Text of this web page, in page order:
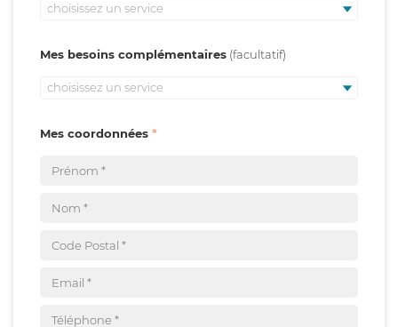
choisissez un service
Mes besoins complémentaires
choisissez un service
Mes coordonnées